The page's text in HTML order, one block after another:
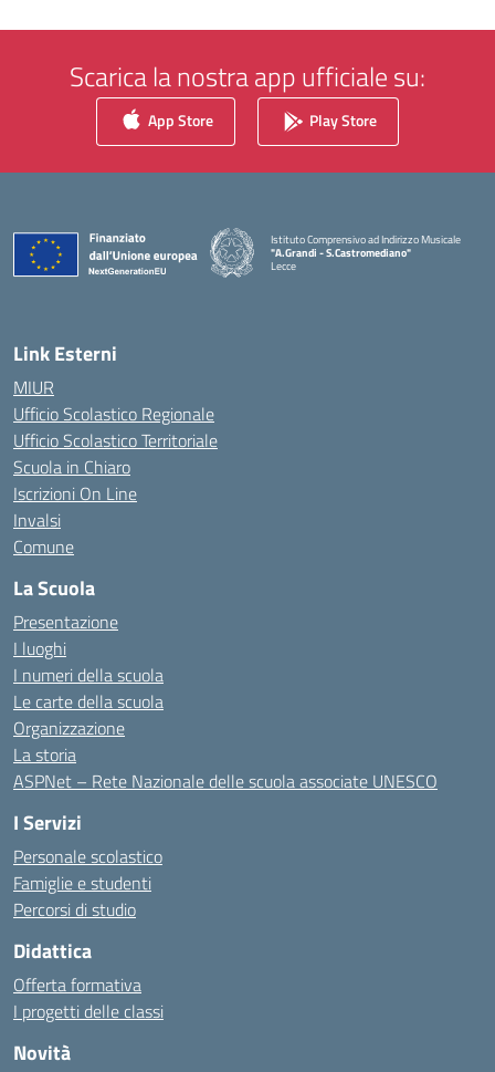
Scarica la nostra app ufficiale su:
App Store Play Store
Istituto Comprensivo ad Indirizzo Musicale
"A.Grandi - S.Castromediano"
Lecce
Link Esterni
MIUR
Ufficio Scolastico Regionale
Ufficio Scolastico Territoriale
Scuola in Chiaro
Iscrizioni On Line
Invalsi
Comune
La Scuola
Presentazione
I luoghi
I numeri della scuola
Le carte della scuola
Organizzazione
La storia
ASPNet – Rete Nazionale delle scuola associate UNESCO
I Servizi
Personale scolastico
Famiglie e studenti
Percorsi di studio
Didattica
Offerta formativa
I progetti delle classi
Novità